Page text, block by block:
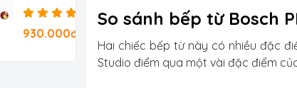
930.000đ/Chiếc
So sánh bếp từ Bosch
Hai chiếc bếp từ này có nhiều đặc
Studio điểm qua một vài đặc điểm